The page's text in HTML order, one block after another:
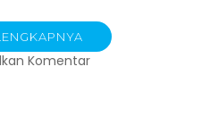
Komentarpada